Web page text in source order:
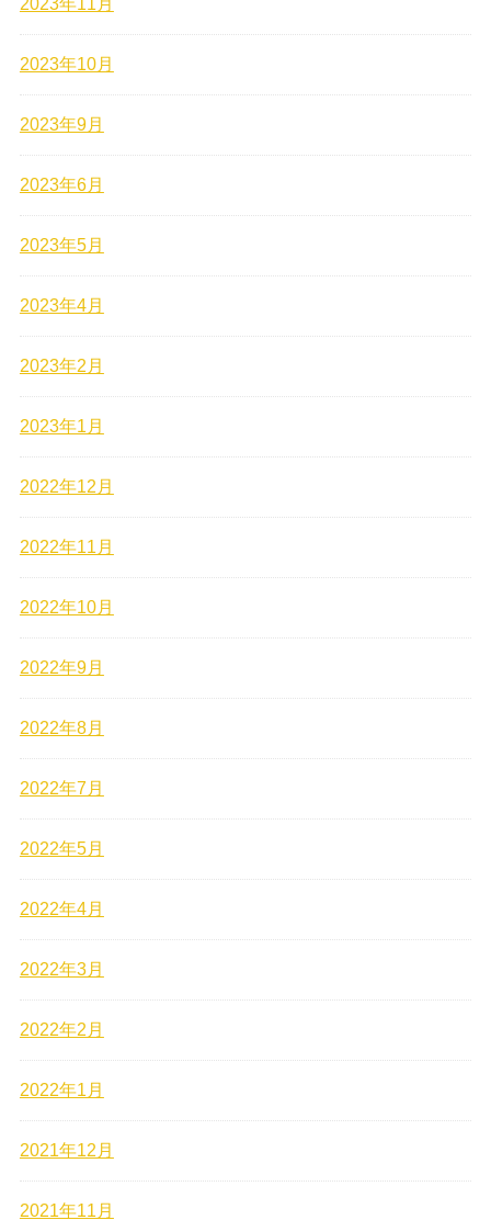
2023年11月
2023年10月
2023年9月
2023年6月
2023年5月
2023年4月
2023年2月
2023年1月
2022年12月
2022年11月
2022年10月
2022年9月
2022年8月
2022年7月
2022年5月
2022年4月
2022年3月
2022年2月
2022年1月
2021年12月
2021年11月